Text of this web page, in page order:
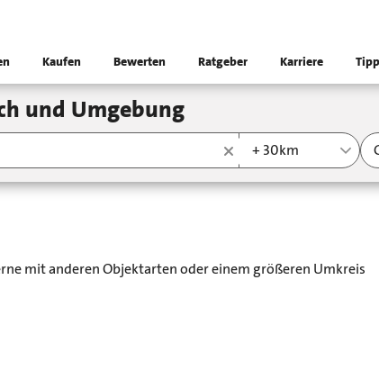
Kaufen Bewerten Ratgeber Karriere
und Umgebung
+ 30km
mit anderen Objektarten oder einem größeren Umkreis